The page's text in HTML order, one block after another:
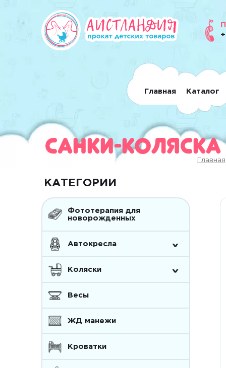
Главная Каталог
Санки-
Главная
КАТЕГОРИИ
Фототерапия для
новорожденных
Автокресла ^
Коляски ^
Весы
ЖД манежи
Кроватки